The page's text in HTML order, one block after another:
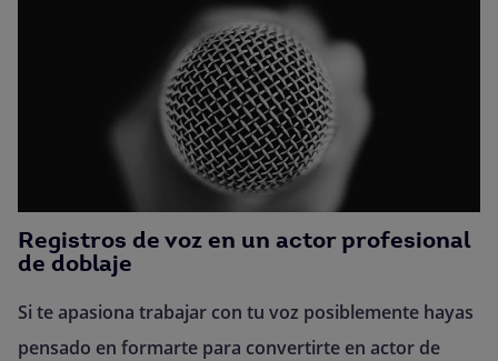
Registros de voz en un actor profesional
de doblaje
Si te apasiona trabajar con tu voz posiblemente hayas
pensado en formarte para convertirte en actor de